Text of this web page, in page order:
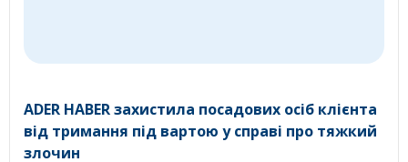
ADER HABER захистила посадових осіб клієнта
від тримання під вартою у справі про тяжкий
злочин